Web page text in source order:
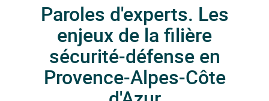
Paroles d'experts. Les
enjeux de la filière
sécurité-défense en
Provence-Alpes-Côte